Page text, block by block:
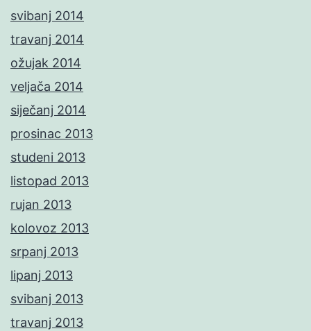
svibanj 2014
travanj 2014
ožujak 2014
veljača 2014
siječanj 2014
prosinac 2013
studeni 2013
listopad 2013
rujan 2013
kolovoz 2013
srpanj 2013
lipanj 2013
svibanj 2013
travanj 2013